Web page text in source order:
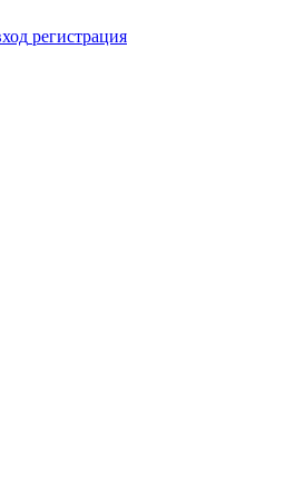
регистрация